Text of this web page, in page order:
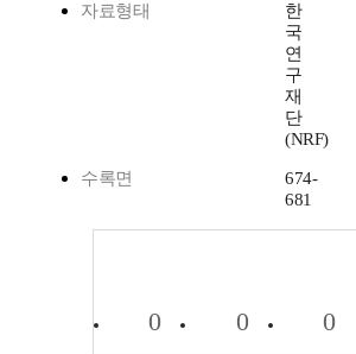
자료형태
한
국
연
구
재
단
(NRF)
수록면
674-
681
0 0 0